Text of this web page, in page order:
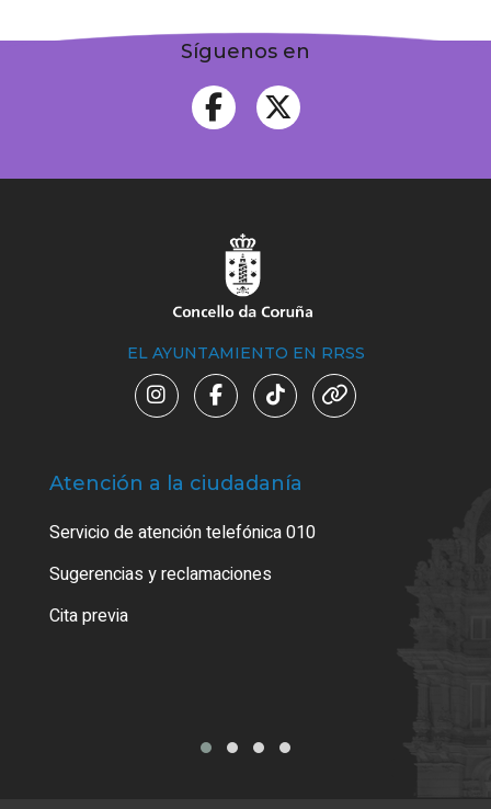
Síguenos en
EL AYUNTAMIENTO EN RRSS
Atención a la ciudadanía
Servicio de atención telefónica 010
Sugerencias y reclamaciones
Cita previa